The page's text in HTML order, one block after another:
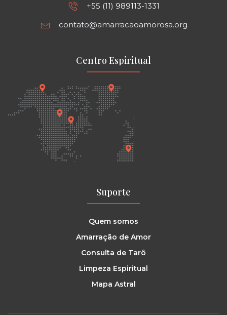
+55 (11) 989113-1331
contato@amarracaoamorosa.org
Centro Espiritual
Suporte
Quem somos
Amarração de Amor
Consulta de Tarô
Limpeza Espiritual
Mapa Astral